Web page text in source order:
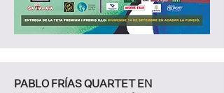
PABLO FRÍAS QUARTET EN